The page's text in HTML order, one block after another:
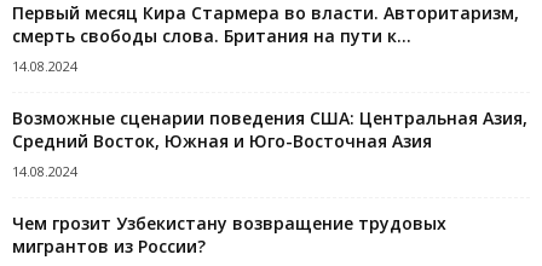
Первый месяц Кира Стармера во власти. Авторитаризм,
смерть свободы слова. Британия на пути к...
14.08.2024
Возможные сценарии поведения США: Центральная Азия,
Средний Восток, Южная и Юго-Восточная Азия
14.08.2024
Чем грозит Узбекистану возвращение трудовых
мигрантов из России?